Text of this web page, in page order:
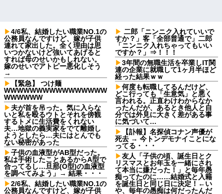
4/6私、結婚したい職業NO.1の
公務員なんですけど、嫁が子供
連れて家出した。全く理由は思
いつかないけど強いてあげると
すれば母のせいかもしれない。
嫁のせいでアトピー悪化しそう
→
【緊急】 つけ麺
WWWWWWWWWWWWWWWW
WWWWWW
夫が首を吊った。気に入らな
いと私を殴るウトとそれを傍観
するトメに生活費をくれない
夫…地獄の義実家をでて離婚し
ようとしたら…夫にはとんでも
ない秘密があった
子供の血液型がAB型だった。
私は手術したことあるからA型で
合ってるし…旦那(O型)の血液型
を調べてみよう」→ 結果・・・
2/6私、結婚したい職業NO.1の
公務員なんですけど、嫁が子供
二郎「ニンニク入れていいで
すか？」客「全部普通で」二郎
「ニンニク入れちゃってもいい
ですか？」⇒！！！
3年間の無職生活を卒業しIT関
連の企業に就職して1ヶ月半ほど
経った結果ｗｗ
何度も転職してるんだけど、
どこ行っても「生意気」と悪く
言われる。正直わけわからなか
ったんだが、あるとき他人と自
分では外見に大きく差がある事
に気づいて…
【訃報】名探偵コナン声優が
死去 → 今トンデモナイことにな
ってる・・・
友人「子供の頃、誕生日とク
リスマスとお年玉を一緒にされ
て本当に嫌だった！」と毎年愚
痴ってたのに……結婚式と入籍
を誕生日と同じ日に決定！←い
や、毎年の愚痴は何だったんだ